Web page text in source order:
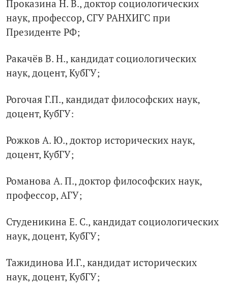
Проказина Н. В., доктор социологических
наук, профессор, СГУ РАНХИГС при
Президенте РФ;
Ракачёв В. Н., кандидат социологических
наук, доцент, КубГУ;
Рогочая Г.П., кандидат философских наук,
доцент, КубГУ:
Рожков А. Ю., доктор исторических наук,
доцент, КубГУ;
Романова А. П., доктор философских наук,
профессор, АГУ;
Студеникина Е. С., кандидат социологических
наук, доцент, КубГУ;
Тажидинова И.Г., кандидат исторических
наук, доцент, КубГУ;